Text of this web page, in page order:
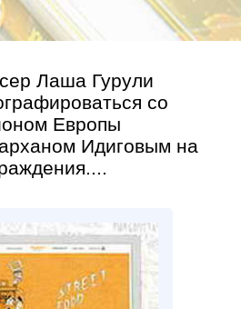
Лаша Гурули
со
Европы
Идиговым на